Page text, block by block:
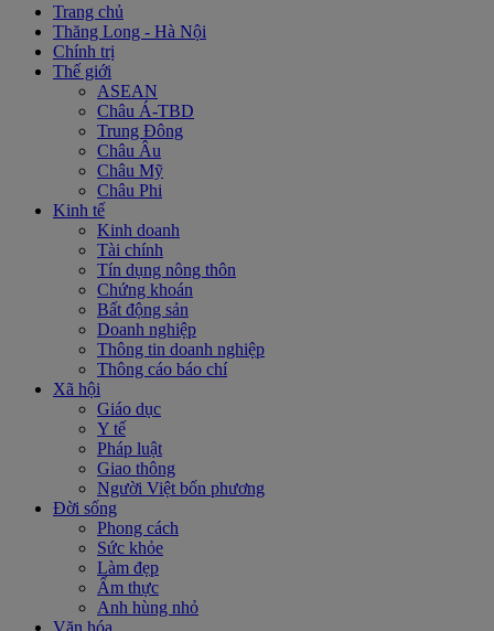
Trang chủ
Thăng Long - Hà Nội
Chính trị
Thế giới
ASEAN
Châu Á-TBD
Trung Đông
Châu Âu
Châu Mỹ
Châu Phi
Kinh tế
Kinh doanh
Tài chính
Tín dụng nông thôn
Chứng khoán
Bất động sản
Doanh nghiệp
Thông tin doanh nghiệp
Thông cáo báo chí
Xã hội
Giáo dục
Y tế
Pháp luật
Giao thông
Người Việt bốn phương
Đời sống
Phong cách
Sức khỏe
Làm đẹp
Ẩm thực
Anh hùng nhỏ
Văn hóa